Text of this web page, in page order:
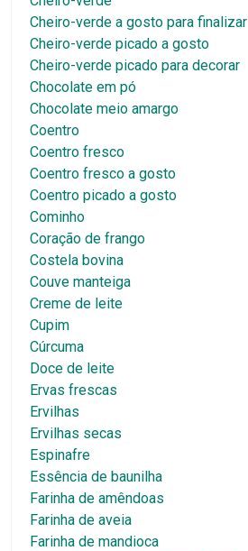
Cheiro-verde a gosto para finalizar
Cheiro-verde picado a gosto
Cheiro-verde picado para decorar
Chocolate em pó
Chocolate meio amargo
Coentro
Coentro fresco
Coentro fresco a gosto
Coentro picado a gosto
Cominho
Coração de frango
Costela bovina
Couve manteiga
Creme de leite
Cupim
Cúrcuma
Doce de leite
Ervas frescas
Ervilhas
Ervilhas secas
Espinafre
Essência de baunilha
Farinha de amêndoas
Farinha de aveia
Farinha de mandioca